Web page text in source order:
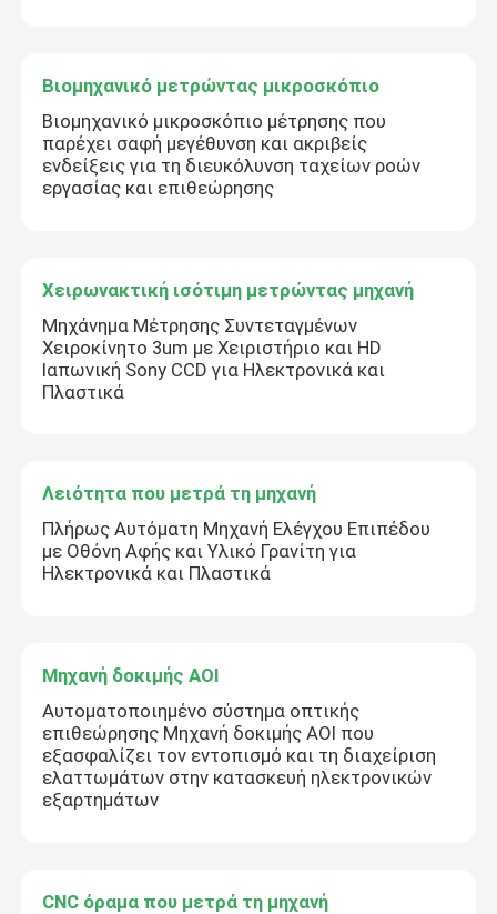
Βιομηχανικό μετρώντας μικροσκόπιο
Βιομηχανικό μικροσκόπιο μέτρησης που
παρέχει σαφή μεγέθυνση και ακριβείς
ενδείξεις για τη διευκόλυνση ταχείων ροών
εργασίας και επιθεώρησης
Χειρωνακτική ισότιμη μετρώντας μηχανή
Μηχάνημα Μέτρησης Συντεταγμένων
Χειροκίνητο 3um με Χειριστήριο και HD
Ιαπωνική Sony CCD για Ηλεκτρονικά και
Πλαστικά
Λειότητα που μετρά τη μηχανή
Πλήρως Αυτόματη Μηχανή Ελέγχου Επιπέδου
με Οθόνη Αφής και Υλικό Γρανίτη για
Ηλεκτρονικά και Πλαστικά
Μηχανή δοκιμής AOI
Αυτοματοποιημένο σύστημα οπτικής
επιθεώρησης Μηχανή δοκιμής AOI που
εξασφαλίζει τον εντοπισμό και τη διαχείριση
ελαττωμάτων στην κατασκευή ηλεκτρονικών
εξαρτημάτων
CNC όραμα που μετρά τη μηχανή